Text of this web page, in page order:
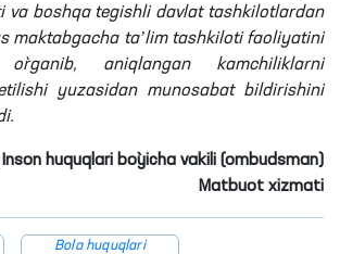
va boshqa tegishli davlat tashkilotlardan
maktabgacha taʼlim tashkiloti faoliyatini
aniqlangan kamchiliklarni
yuzasidan munosabat bildirishini
huquqlari bo`yicha vakili (ombudsman)
Matbuot xizmati
Bola huquqlari